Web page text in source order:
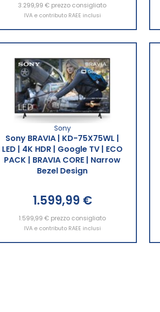
3.299,99 € prezzo consigliato
IVA e contributo RAEE inclusi
Aggiungi al Carrello
Sony
Sony BRAVIA | KD-75X75WL |
LED | 4K HDR | Google TV | ECO
PACK | BRAVIA CORE | Narrow
Bezel Design
1.599,99 €
1.599,99 € prezzo consigliato
IVA e contributo RAEE inclusi
Aggiungi al Carrello